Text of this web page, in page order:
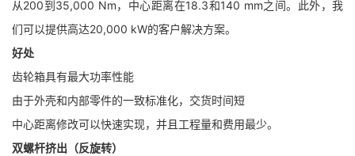
从200到35,000 Nm，中心距离在18.3和140 mm之间。此外，我
们可以提供高达20,000 kW的客户解决方案。
好处
齿轮箱具有最大功率性能
由于外壳和内部零件的一致标准化，交货时间短
中心距离修改可以快速实现，并且工程量和费用最少。
双螺杆挤出（反旋转）